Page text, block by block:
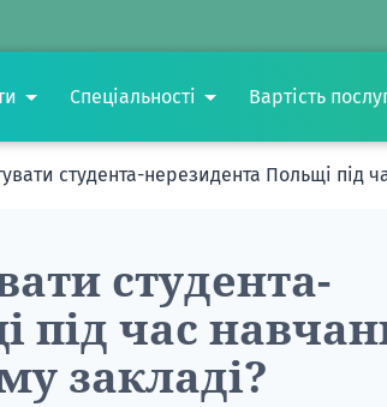
Спеціальності Вартість
студента-нерезидента Польщі під
студента-
під час
закладі?